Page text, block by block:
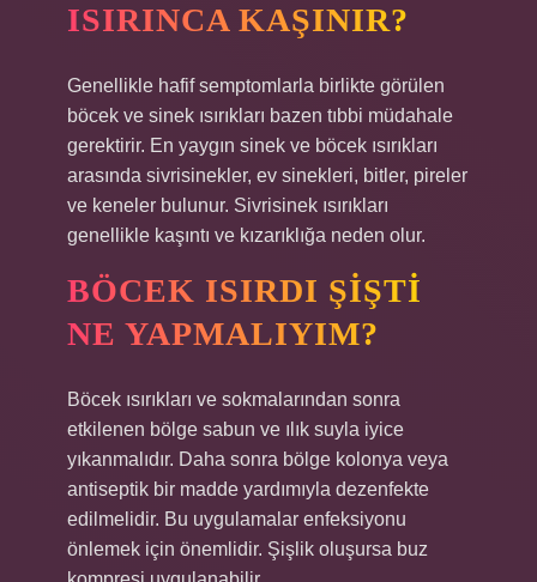
ISIRINCA KAŞINIR?
Genellikle hafif semptomlarla birlikte görülen
böcek ve sinek ısırıkları bazen tıbbi müdahale
gerektirir. En yaygın sinek ve böcek ısırıkları
arasında sivrisinekler, ev sinekleri, bitler, pireler
ve keneler bulunur. Sivrisinek ısırıkları
genellikle kaşıntı ve kızarıklığa neden olur.
BÖCEK ISIRDI ŞIŞTI
NE YAPMALIYIM?
Böcek ısırıkları ve sokmalarından sonra
etkilenen bölge sabun ve ılık suyla iyice
yıkanmalıdır. Daha sonra bölge kolonya veya
antiseptik bir madde yardımıyla dezenfekte
edilmelidir. Bu uygulamalar enfeksiyonu
önlemek için önemlidir. Şişlik oluşursa buz